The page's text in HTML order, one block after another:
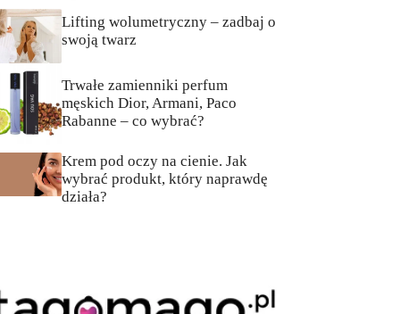
Lifting wolumetryczny – zadbaj o
swoją twarz
Trwałe zamienniki perfum
męskich Dior, Armani, Paco
Rabanne – co wybrać?
Krem pod oczy na cienie. Jak
wybrać produkt, który naprawdę
działa?